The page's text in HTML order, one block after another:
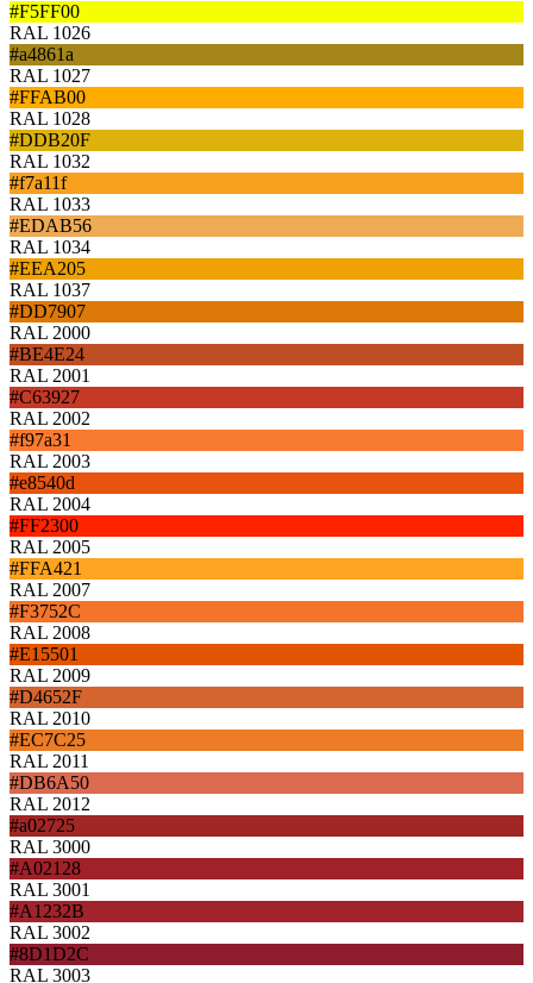
#F5FF00
RAL 1026
#a4861a
RAL 1027
#FFAB00
RAL 1028
#DDB20F
RAL 1032
#f7a11f
RAL 1033
#EDAB56
RAL 1034
#EEA205
RAL 1037
#DD7907
RAL 2000
#BE4E24
RAL 2001
#C63927
RAL 2002
#f97a31
RAL 2003
#e8540d
RAL 2004
#FF2300
RAL 2005
#FFA421
RAL 2007
#F3752C
RAL 2008
#E15501
RAL 2009
#D4652F
RAL 2010
#EC7C25
RAL 2011
#DB6A50
RAL 2012
#a02725
RAL 3000
#A02128
RAL 3001
#A1232B
RAL 3002
#8D1D2C
RAL 3003